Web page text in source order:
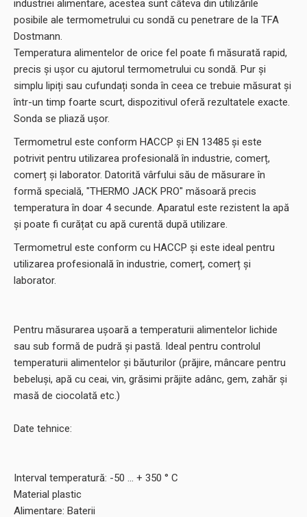
industriei alimentare, acestea sunt câteva din utilizările
posibile ale termometrului cu sondă cu penetrare de la TFA
Dostmann.
Temperatura alimentelor de orice fel poate fi măsurată rapid,
precis și ușor cu ajutorul termometrului cu sondă. Pur și
simplu lipiți sau cufundați sonda în ceea ce trebuie măsurat și
într-un timp foarte scurt, dispozitivul oferă rezultatele exacte.
Sonda se pliază ușor.
Termometrul este conform HACCP și EN 13485 și este
potrivit pentru utilizarea profesională în industrie, comerț,
comerț și laborator. Datorită vârfului său de măsurare în
formă specială, "THERMO JACK PRO" măsoară precis
temperatura în doar 4 secunde. Aparatul este rezistent la apă
și poate fi curățat cu apă curentă după utilizare.
Termometrul este conform cu HACCP și este ideal pentru
utilizarea profesională în industrie, comerț, comerț și
laborator.
Pentru măsurarea ușoară a temperaturii alimentelor lichide
sau sub formă de pudră și pastă. Ideal pentru controlul
temperaturii alimentelor și băuturilor (prăjire, mâncare pentru
bebeluși, apă cu ceai, vin, grăsimi prăjite adânc, gem, zahăr și
masă de ciocolată etc.)
Date tehnice:
Interval temperatură: -50 ... + 350 ° C
Material plastic
Alimentare: Baterii